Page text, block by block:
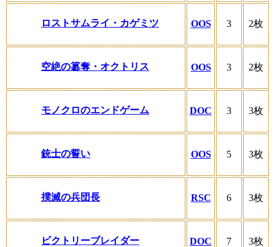
ロストサムライ・カゲミツ OOS 3 2枚
空絶の簒奪・オクトリス OOS 3 2枚
モノクロのエンドゲーム DOC 3 3枚
銃士の誓い OOS 5 3枚
撲滅の兵団長 RSC 6 3枚
ビクトリーブレイダー DOC 7 3枚